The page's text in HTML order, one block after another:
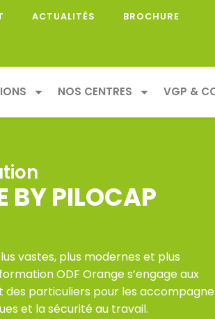
ACTUALITÉS BROCHURE
NOS CENTRES VGP &
BY PILOCAP
vastes, plus modernes et plus
ODF Orange s’engage aux
des particuliers pour les
et la sécurité au travail.